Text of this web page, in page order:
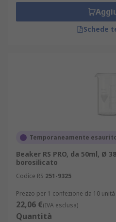
Schede
Temporaneamente
Beaker RS PRO, da 50ml, Ø
borosilicato
Codice RS 251-9325
Prezzo per 1 confezione da 10 unità
22,06 €(IVA esclusa)
Quantità